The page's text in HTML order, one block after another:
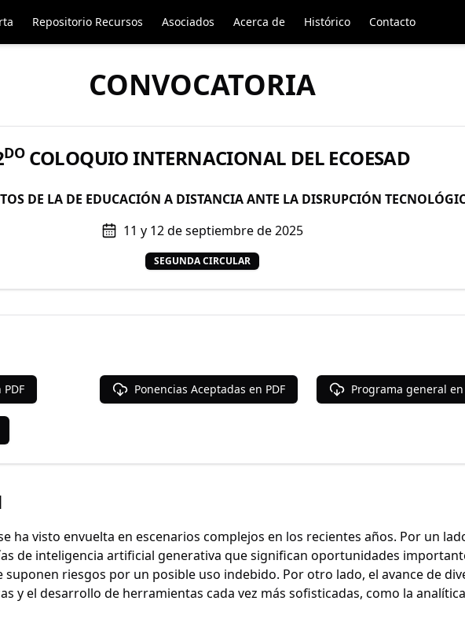
Repositorio Recursos Asociados Acerca de Histórico Contacto
CONVOCATORIA
DOCOLOQUIO INTERNACIONAL DEL ECOESAD
DE LA DE EDUCACIÓN A DISTANCIA ANTE LA DISRUPCIÓN
11 y 12 de septiembre de 2025
SEGUNDA CIRCULAR
Ponencias Aceptadas en PDF Programa general en
ha visto envuelta en escenarios complejos en los recientes años. Por un
de inteligencia artificial generativa que significan oportunidades
suponen riesgos por un posible uso indebido. Por otro lado, el avance de
y el desarrollo de herramientas cada vez más sofisticadas, como la